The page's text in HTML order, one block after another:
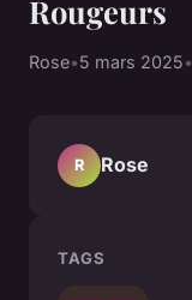
Rougeurs
Rose•5 mars 2025•
R Rose
TAGS